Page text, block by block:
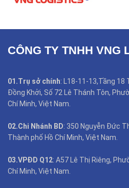
CÔNG TY TNHH VNG
01.Trụ sở chính: L18-11-13,Tầng 18
Đồng Khởi, Số 72 Lê Thánh Tôn,
Chí Minh, Việt Nam.
02.Chi Nhánh BD: 350 Nguyễn Đức
Thành phố Hồ Chí Minh, Việt Nam.
03.VPĐD Q12: A57 Lê Thị Riêng,
Chí Minh, Việt Nam.